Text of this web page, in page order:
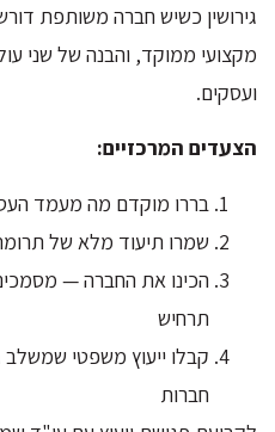
גירושין כשיש חברה משותפת
מקצועי ממוקד, והבנה של שני
ועסקים.
הצעדים המרכזיים:
בררו מוקדם מה מעמד
שמרו תיעוד מלא של
הכינו את החברה —
תרחיש
קבלו ייעוץ משפטי שמשלב
חברות